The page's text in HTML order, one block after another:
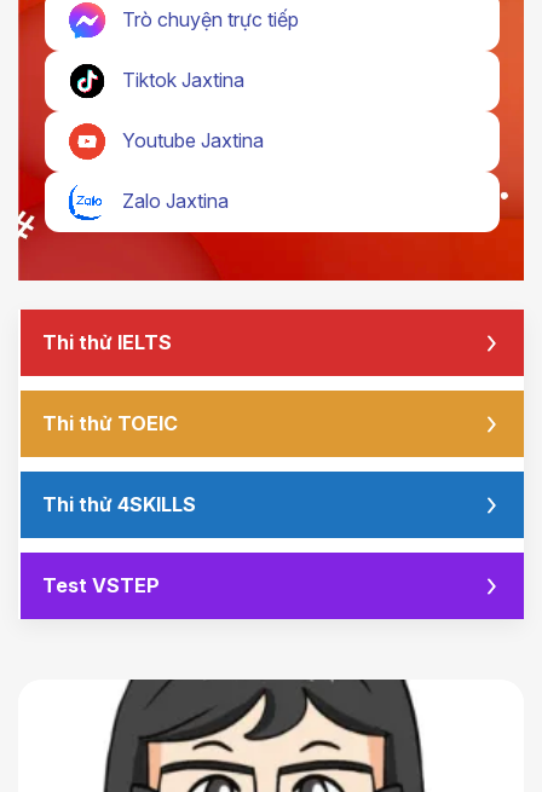
Trò chuyện trực tiếp
Tiktok Jaxtina
Youtube Jaxtina
Zalo Jaxtina
Thi thử IELTS
Thi thử TOEIC
Thi thử 4SKILLS
Test VSTEP